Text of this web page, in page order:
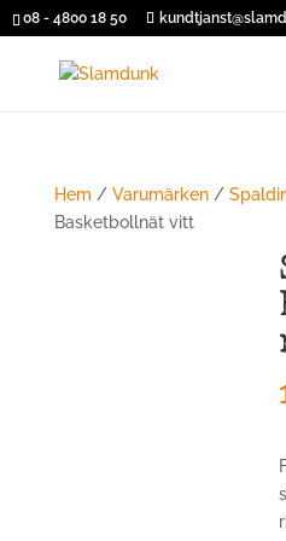
08 - 4800 18 50
Hem / Varumärken/
Basketbollnät vitt